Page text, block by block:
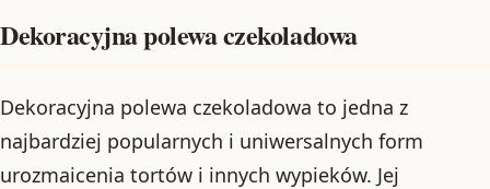
Dekoracyjna polewa czekoladowa
Dekoracyjna polewa czekoladowa to jedna z
najbardziej popularnych i uniwersalnych form
urozmaicenia tortów i innych wypieków. Jej